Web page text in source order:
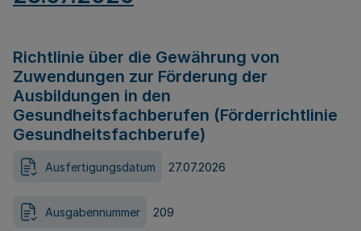
Richtlinie über die Gewährung von
Zuwendungen zur Förderung der
Ausbildungen in den
Gesundheitsfachberufen (Förderrichtlinie
Gesundheitsfachberufe)
Ausfertigungsdatum 27.07.2026
Ausgabennummer 209